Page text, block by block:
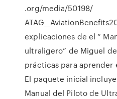
.org/media/50198/
explicaciones de el “
ultraligero” de Miguel
prácticas para aprender
El paquete inicial
Manual del Piloto de